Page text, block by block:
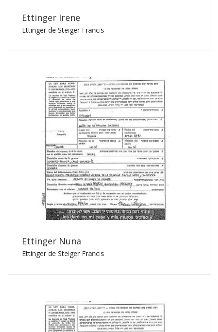
Ettinger Irene
Ettinger de Steiger Francis
Ettinger Nuna
Ettinger de Steiger Francis